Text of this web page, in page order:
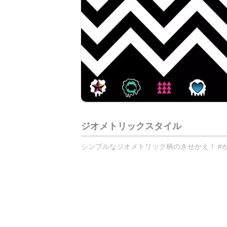
ジオメトリックスタイル
シンプルなジオメトリック柄のきせかえ！ #